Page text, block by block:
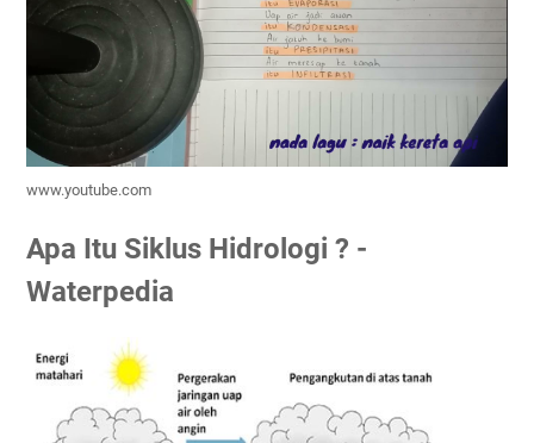
www.youtube.com
Apa Itu Siklus Hidrologi ? -
Waterpedia